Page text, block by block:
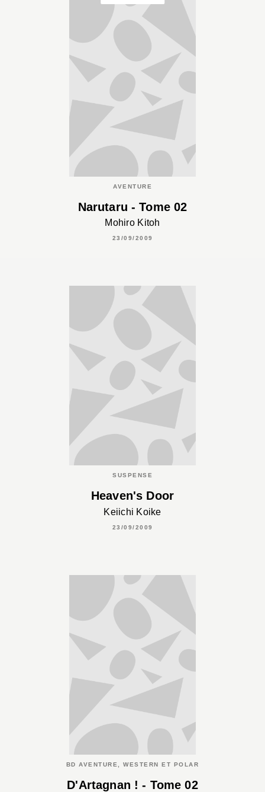
AVENTURE
Narutaru - Tome 02
Mohiro Kitoh
23/09/2009
SUSPENSE
Heaven's Door
Keiichi Koike
23/09/2009
BD AVENTURE, WESTERN ET POLAR
D'Artagnan ! - Tome 02